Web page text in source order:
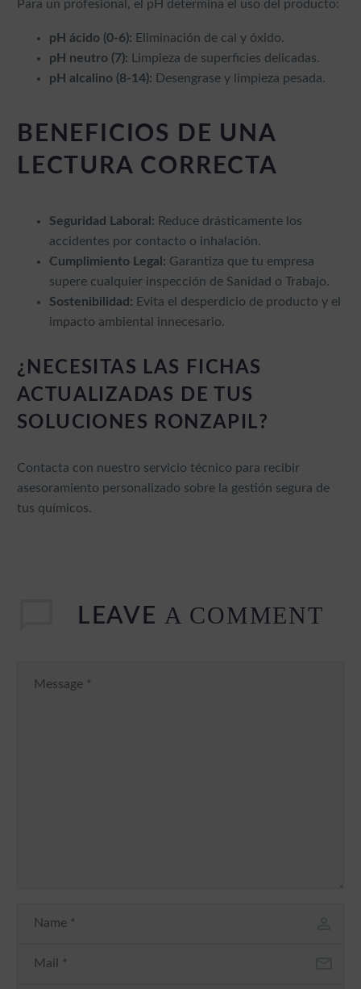
Para un profesional, el pH determina el uso del producto:
pH ácido (0-6): Eliminación de cal y óxido.
pH neutro (7): Limpieza de superficies delicadas.
pH alcalino (8-14): Desengrase y limpieza pesada.
BENEFICIOS DE UNA
LECTURA CORRECTA
Seguridad Laboral: Reduce drásticamente los
accidentes por contacto o inhalación.
Cumplimiento Legal: Garantiza que tu empresa
supere cualquier inspección de Sanidad o Trabajo.
Sostenibilidad: Evita el desperdicio de producto y el
impacto ambiental innecesario.
¿NECESITAS LAS FICHAS
ACTUALIZADAS DE TUS
SOLUCIONES RONZAPIL?
Contacta con nuestro servicio técnico para recibir
asesoramiento personalizado sobre la gestión segura de
tus químicos.
LEAVE A COMMENT